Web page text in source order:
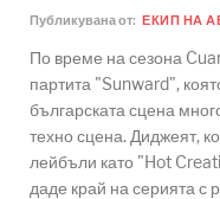
Публикувана от: ЕКИП НА
По време на сезона
партита "Sunward",
българската сцена
техно сцена. Диджеят,
лейбъли като "Hot
даде край на серията с